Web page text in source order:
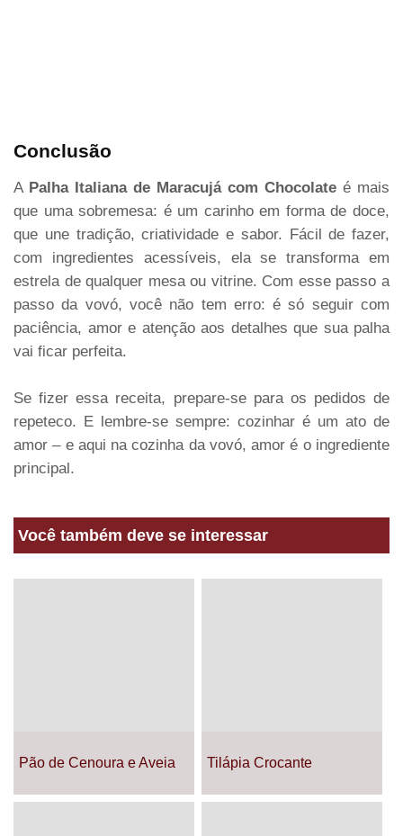
Conclusão
A Palha Italiana de Maracujá com Chocolate é mais
que uma sobremesa: é um carinho em forma de doce,
que une tradição, criatividade e sabor. Fácil de fazer,
com ingredientes acessíveis, ela se transforma em
estrela de qualquer mesa ou vitrine. Com esse passo a
passo da vovó, você não tem erro: é só seguir com
paciência, amor e atenção aos detalhes que sua palha
vai ficar perfeita.
Se fizer essa receita, prepare-se para os pedidos de
repeteco. E lembre-se sempre: cozinhar é um ato de
amor – e aqui na cozinha da vovó, amor é o ingrediente
principal.
Você também deve se interessar
Pão de Cenoura e Aveia Tilápia Crocante